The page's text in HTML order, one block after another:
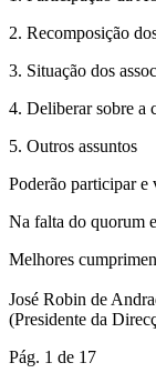
2. Recomposição
3. Situação dos
4. Deliberar sobre a
5. Outros assuntos
Poderão participar e
Na falta do quorum
Melhores
José Robin de
(Presidente da
Pág. 1 de 17